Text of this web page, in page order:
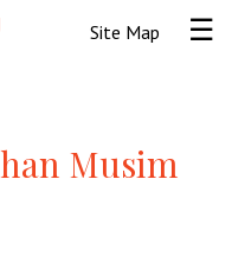
Site Map
Musim